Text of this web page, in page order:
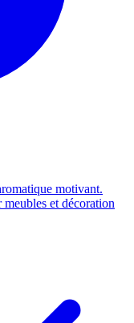
motivant.
et décoration